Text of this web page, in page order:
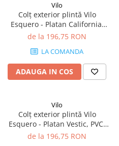
Vilo
Colț exterior plintă Vilo
Esquero - Platan California,
PVC, 20 buc/cutie, compatibil
de la 196,75 RON
LA COMANDA
ADAUGA IN COS
Vilo
Colț exterior plintă Vilo
Esquero - Platan Vestic, PVC,
20 buc/cutie, compatibil
de la 196,75 RON